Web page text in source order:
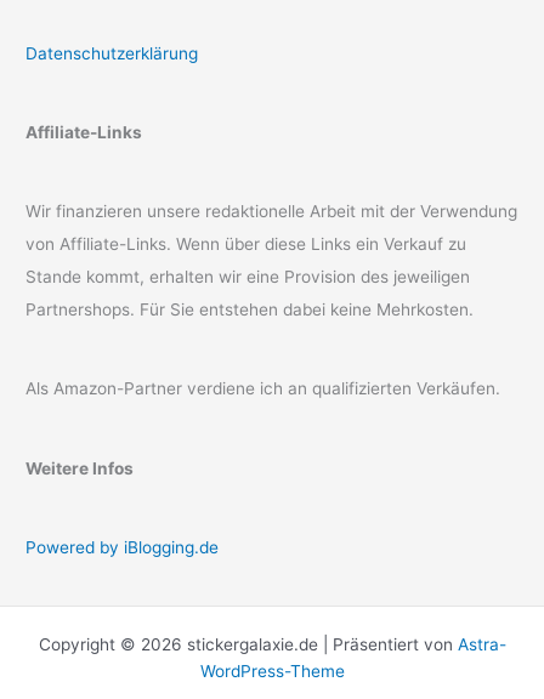
Datenschutzerklärung
Affiliate-Links
Wir finanzieren unsere redaktionelle Arbeit mit der Verwendung
von Affiliate-Links. Wenn über diese Links ein Verkauf zu
Stande kommt, erhalten wir eine Provision des jeweiligen
Partnershops. Für Sie entstehen dabei keine Mehrkosten.
Als Amazon-Partner verdiene ich an qualifizierten Verkäufen.
Weitere Infos
Powered by iBlogging.de
Copyright © 2026 stickergalaxie.de | Präsentiert von Astra-
WordPress-Theme